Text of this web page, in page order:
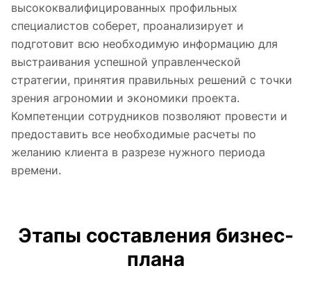
высококвалифицированных профильных
специалистов соберет, проанализирует и
подготовит всю необходимую информацию для
выстраивания успешной управленческой
стратегии, принятия правильных решений с точки
зрения агрономии и экономики проекта.
Компетенции сотрудников позволяют провести и
предоставить все необходимые расчеты по
желанию клиента в разрезе нужного периода
времени.
Этапы составления бизнес-
плана